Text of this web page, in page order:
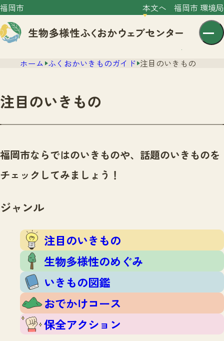
福岡市 本文へ 福岡市 環境局
センター紹介
センター紹介TOP
サイトポリシー
ニュース
いきものガイド
注目のいきもの
生物多様性のめぐみ
いきもの図鑑
おでかけコース
保全アクション
イベント
いきもの調査隊
調査レポート
調査レポートTOP
調査結果
ふくおかいきものマップ
マッチング
マッチングTOP
掲載申し込みフォーム
お問合せ
ホーム ふくおかいきものガイド 注目のいきもの
注目のいきもの
福岡市ならではのいきものや、話題のいきものを
チェックしてみましょう！
ジャンル
注目のいきもの
生物多様性のめぐみ
いきもの図鑑
おでかけコース
保全アクション